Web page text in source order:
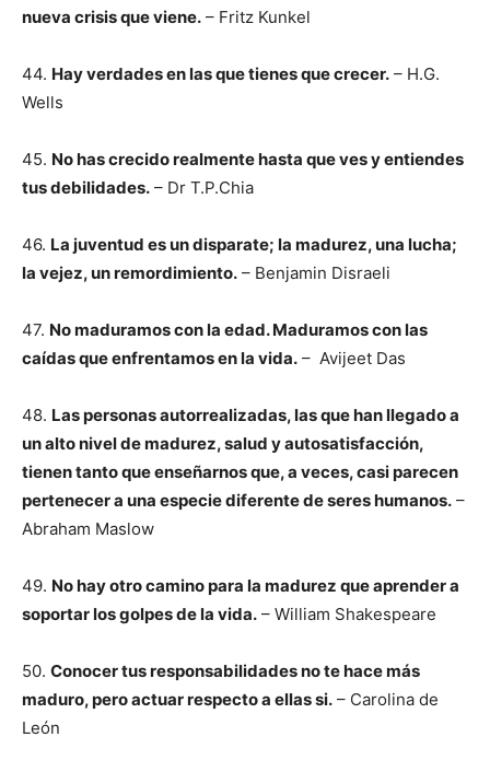
nueva crisis que viene. – Fritz Kunkel
44. Hay verdades en las que tienes que crecer. – H.G.
Wells
45. No has crecido realmente hasta que ves y entiendes
tus debilidades. – Dr T.P.Chia
46. La juventud es un disparate; la madurez, una lucha;
la vejez, un remordimiento. – Benjamin Disraeli
47. No maduramos con la edad. Maduramos con las
caídas que enfrentamos en la vida. – Avijeet Das
48. Las personas autorrealizadas, las que han llegado a
un alto nivel de madurez, salud y autosatisfacción,
tienen tanto que enseñarnos que, a veces, casi parecen
pertenecer a una especie diferente de seres humanos. –
Abraham Maslow
49. No hay otro camino para la madurez que aprender a
soportar los golpes de la vida. – William Shakespeare
50. Conocer tus responsabilidades no te hace más
maduro, pero actuar respecto a ellas si. – Carolina de
León